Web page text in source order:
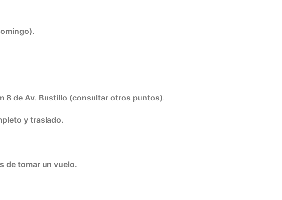
8 de Av. Bustillo (consultar otros puntos).
y traslado.
de tomar un vuelo.